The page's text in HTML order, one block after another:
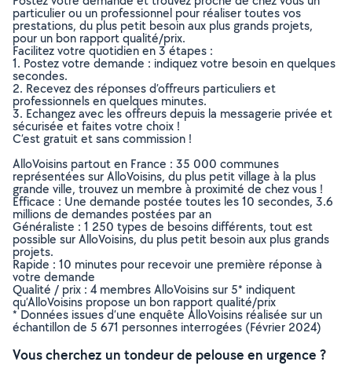
particulier ou un professionnel pour réaliser toutes vos
prestations, du plus petit besoin aux plus grands projets,
pour un bon rapport qualité/prix.
Facilitez votre quotidien en 3 étapes :
1. Postez votre demande : indiquez votre besoin en quelques
secondes.
2. Recevez des réponses d’offreurs particuliers et
professionnels en quelques minutes.
3. Echangez avec les offreurs depuis la messagerie privée et
sécurisée et faites votre choix !
C’est gratuit et sans commission !
AlloVoisins partout en France : 35 000 communes
représentées sur AlloVoisins, du plus petit village à la plus
grande ville, trouvez un membre à proximité de chez vous !
Efficace : Une demande postée toutes les 10 secondes, 3.6
millions de demandes postées par an
Généraliste : 1 250 types de besoins différents, tout est
possible sur AlloVoisins, du plus petit besoin aux plus grands
projets.
Rapide : 10 minutes pour recevoir une première réponse à
votre demande
Qualité / prix : 4 membres AlloVoisins sur 5* indiquent
qu’AlloVoisins propose un bon rapport qualité/prix
* Données issues d’une enquête AlloVoisins réalisée sur un
échantillon de 5 671 personnes interrogées (Février 2024)
Vous cherchez un tondeur de pelouse en urgence ?